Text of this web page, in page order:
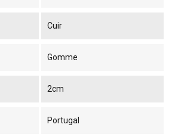
Cuir
Gomme
2cm
Portugal